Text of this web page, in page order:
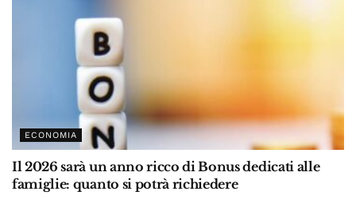
ECONOMIA
Il 2026 sarà un anno ricco di Bonus dedicati alle
famiglie: quanto si potrà richiedere